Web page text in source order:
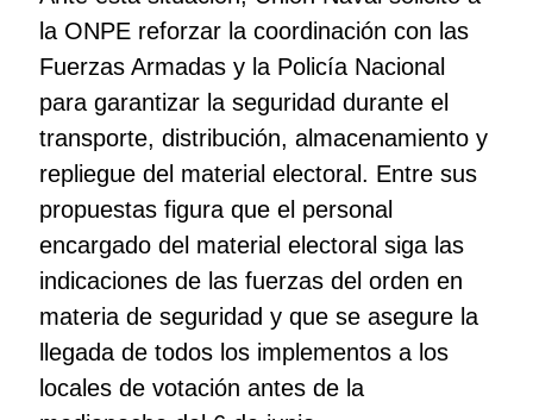
la ONPE reforzar la coordinación con las
Fuerzas Armadas y la Policía Nacional
para garantizar la seguridad durante el
transporte, distribución, almacenamiento y
repliegue del material electoral. Entre sus
propuestas figura que el personal
encargado del material electoral siga las
indicaciones de las fuerzas del orden en
materia de seguridad y que se asegure la
llegada de todos los implementos a los
locales de votación antes de la